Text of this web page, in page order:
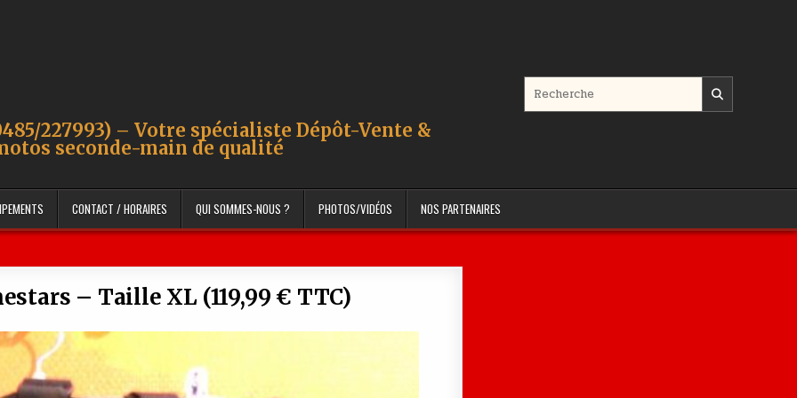
227993) – Votre spécialiste Dépôt-Vente &
seconde-main de qualité
CONTACT / HORAIRES QUI SOMMES-NOUS ? PHOTOS/VIDÉOS NOS PARTENAIRES
– Taille XL (119,99 € TTC)